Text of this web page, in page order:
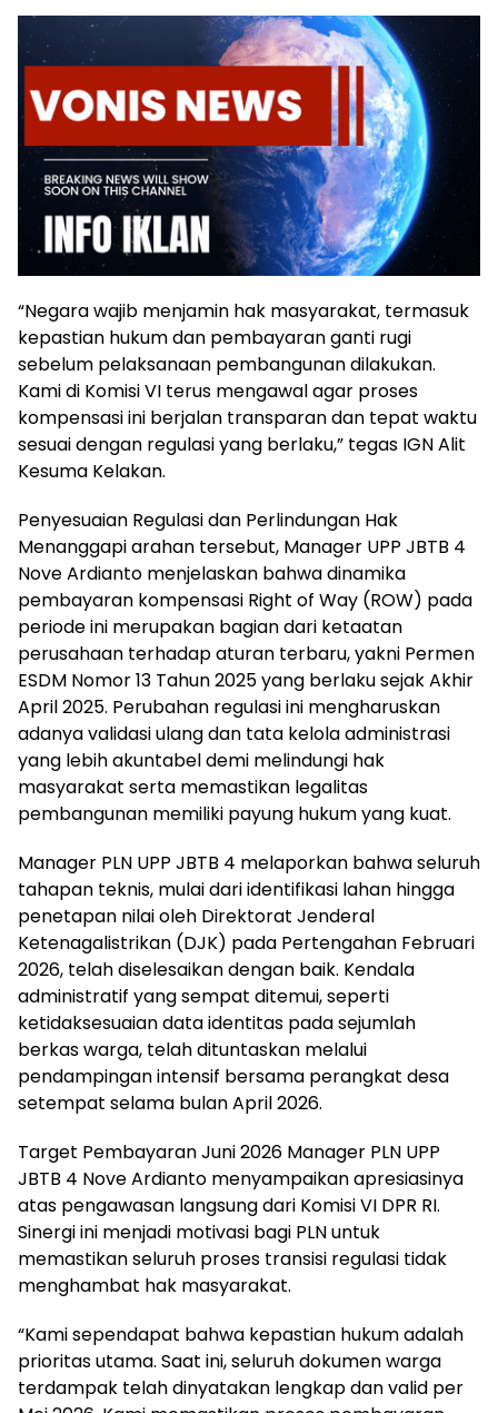
“Negara wajib menjamin hak masyarakat, termasuk
kepastian hukum dan pembayaran ganti rugi
sebelum pelaksanaan pembangunan dilakukan.
Kami di Komisi VI terus mengawal agar proses
kompensasi ini berjalan transparan dan tepat waktu
sesuai dengan regulasi yang berlaku,” tegas IGN Alit
Kesuma Kelakan.
Penyesuaian Regulasi dan Perlindungan Hak
Menanggapi arahan tersebut, Manager UPP JBTB 4
Nove Ardianto menjelaskan bahwa dinamika
pembayaran kompensasi Right of Way (ROW) pada
periode ini merupakan bagian dari ketaatan
perusahaan terhadap aturan terbaru, yakni Permen
ESDM Nomor 13 Tahun 2025 yang berlaku sejak Akhir
April 2025. Perubahan regulasi ini mengharuskan
adanya validasi ulang dan tata kelola administrasi
yang lebih akuntabel demi melindungi hak
masyarakat serta memastikan legalitas
pembangunan memiliki payung hukum yang kuat.
Manager PLN UPP JBTB 4 melaporkan bahwa seluruh
tahapan teknis, mulai dari identifikasi lahan hingga
penetapan nilai oleh Direktorat Jenderal
Ketenagalistrikan (DJK) pada Pertengahan Februari
2026, telah diselesaikan dengan baik. Kendala
administratif yang sempat ditemui, seperti
ketidaksesuaian data identitas pada sejumlah
berkas warga, telah dituntaskan melalui
pendampingan intensif bersama perangkat desa
setempat selama bulan April 2026.
Target Pembayaran Juni 2026 Manager PLN UPP
JBTB 4 Nove Ardianto menyampaikan apresiasinya
atas pengawasan langsung dari Komisi VI DPR RI.
Sinergi ini menjadi motivasi bagi PLN untuk
memastikan seluruh proses transisi regulasi tidak
menghambat hak masyarakat.
“Kami sependapat bahwa kepastian hukum adalah
prioritas utama. Saat ini, seluruh dokumen warga
terdampak telah dinyatakan lengkap dan valid per